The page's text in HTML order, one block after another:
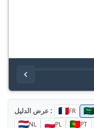
عرض الدليل : FR
NL
PL PT